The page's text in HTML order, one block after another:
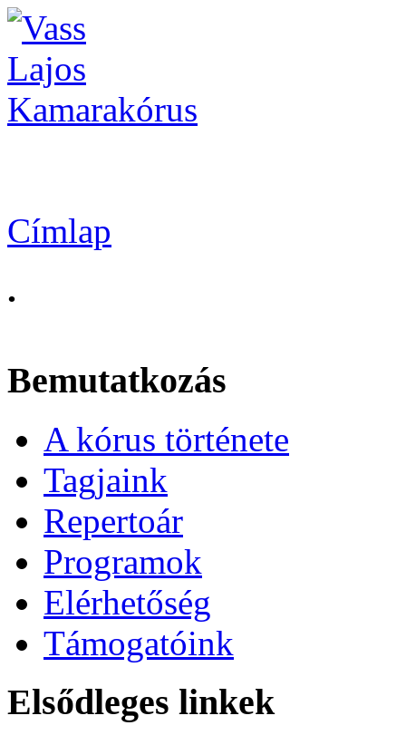
Címlap
.
Bemutatkozás
A kórus története
Tagjaink
Repertoár
Programok
Elérhetőség
Támogatóink
Elsődleges linkek